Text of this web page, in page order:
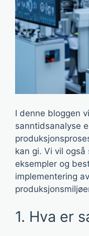
I denne bloggen
sanntidsanalyse
kan gi. Vi vil
eksempler og
implementering
1. Hva er